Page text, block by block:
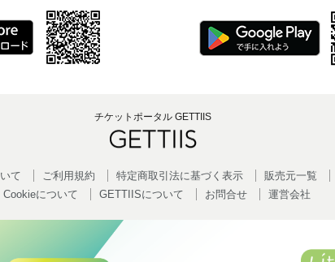
チケットポータル GETTIIS
て ご利用規約 特定商取引法に基づく表示
販売元一覧
Cookieについて
GETTIISについて お問合せ 運営会社